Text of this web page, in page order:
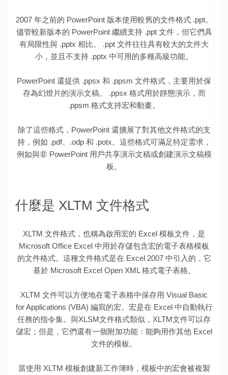
2007 年之前的 PowerPoint 版本使用較舊的文件格式 .ppt。
儘管較新版本的 PowerPoint 繼續支持 .ppt 文件，但它們具
有局限性與 .pptx 相比。 .ppt 文件往往具有較大的文件大
小，並且不支持 .pptx 中可用的多種高級功能。
PowerPoint 還提供 .ppsx 和 .ppsm 文件格式，主要用於保
存為幻燈片的演示文稿。 .ppsx 格式用於靜態演示，而
.ppsm 格式支持宏和動畫。
除了這些格式，PowerPoint 還擴展了對其他文件格式的支
持，例如 .pdf、.odp 和 .potx。這些格式可滿足特定需求，
例如與非 PowerPoint 用戶共享演示文稿或創建演示文稿模
板。
什麼是 XLTM 文件格式
XLTM 文件格式，也稱為啟用宏的 Excel 模板文件，是
Microsoft Office Excel 中用於存儲包含宏的電子表格模板
的文件格式。這種文件格式是在 Excel 2007 中引入的，它
基於 Microsoft Excel Open XML 格式電子表格。
XLTM 文件可以方便地在電子表格中保存用 Visual Basic
for Applications (VBA) 編寫的宏。宏是在 Excel 中自動執行
任務的指令集。與XLSM文件格式類似，XLTM文件可以存
儲宏；但是，它們還有一個附加功能：能夠用作其他 Excel
文件的模板。
當使用 XLTM 模板創建新工作簿時，模板中的宏會被複製